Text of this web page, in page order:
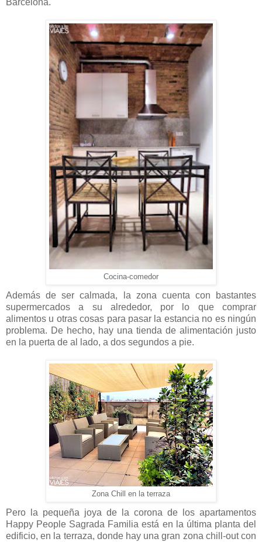
Barcelona.
Cocina-comedor
Además de ser calmada, la zona cuenta con bastantes
supermercados a su alrededor, por lo que comprar
alimentos u otras cosas para pasar la estancia no es ningún
problema. De hecho, hay una tienda de alimentación justo
en la puerta de al lado, a dos segundos a pie.
Zona Chill en la terraza
Pero la pequeña joya de la corona de los apartamentos
Happy People Sagrada Familia está en la última planta del
edificio, en la terraza, donde hay una gran zona chill-out con